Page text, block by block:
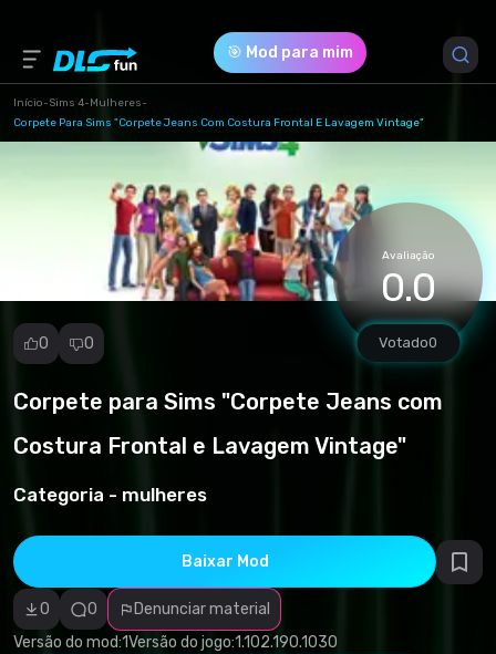
🎯 Mod para mim
Início-Sims 4-Mulheres-
Corpete Para Sims "Corpete Jeans Com Costura Frontal E Lavagem Vintage"
Avaliação
0.0
Votado0
0 0
Corpete para Sims "Corpete Jeans com
Costura Frontal e Lavagem Vintage"
Categoria - mulheres
Baixar Mod
0 0
Denunciar material
Versão do mod:1Versão do jogo:1.102.190.1030
Denunciar
Violação de
direitos
Categoria
malicioso/vírus
Conteúdo não
funcional
Descrição
1.102.190.1030
(37acf6187add9e7c84a00f6d1155c8c4.package)
Download (2.05 Mb)